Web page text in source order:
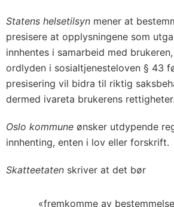
Statens helsetilsyn mener at
presisere at opplysningene som
innhentes i samarbeid med
ordlyden i sosialtjenesteloven § 43
presisering vil bidra til riktig
dermed ivareta brukerens rettigheter.
Oslo kommune ønsker utdypende
innhenting, enten i lov eller forskrift.
Skatteetaten skriver at det bør
«fremkomme av